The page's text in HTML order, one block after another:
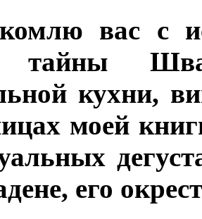
вас с
тайны
кухни,
моей
его